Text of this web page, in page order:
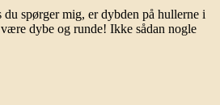
spørger mig, er dybden på hullerne i
dybe og runde! Ikke sådan nogle